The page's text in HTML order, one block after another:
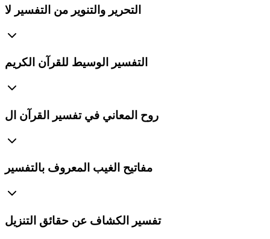
التحرير والتنوير من التفسير لا
التفسير الوسيط للقرآن الكريم
روح المعاني في تفسير القرآن ال
مفاتيح الغيب المعروف بالتفسير
تفسير الكشاف عن حقائق التنزيل